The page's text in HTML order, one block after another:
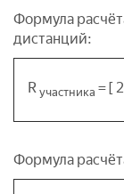
Формула
дистанций:
R участника = [
Формула